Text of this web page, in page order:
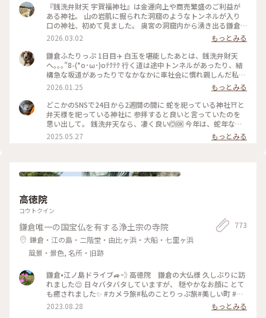
『銭洗弁財天 宇賀福神社』は金運向上や商売繁盛のご利益が
ある神社。 山の岩肌に掘られた洞窟のようなトンネルが入り
口の神社、初めて見ました。 奥宮の洞窟内から湧き出る鎌倉
五名水のひとつ「銭洗水」でお金を洗うと 何倍にも増えて戻
ってくると信じられています。 現金持ち歩かないので、その場
で 旦那さんに恵んでもらった1,000円札と100円玉を洗いまし
た。 意味あるかな。 ✒︎ 源頼朝が夢のお告げで発見した洞窟の
清水が由来。 北条時頼もこの神を敬い自ら銭を洗って祈り、
いつしか銭洗いの水と呼ばれるように。 御祭神は水の神、市
杵島姫命（いちきしまひめのみこと）。 🐾 茶房 雲母の前の道
をさらに10分ほど進んだ先にあります。 鎌倉駅西口から歩い
て20分ほど。 #銭洗弁財天#神奈川#鎌倉#日本遺産#銭洗弁財
天宇賀福神社#はじめての鎌倉#全決の熱が冷めない#狛犬
2026.03.02
もっとみる
鎌倉ふたりっぷ 1日目✈️ 白玉を堪能したあとは、銭洗弁財天
へ｡｡｡"8-(*o･ω･)oﾃｸﾃｸ 行く道は途中トンネルがあったり、結
構急な坂道があったりでなかなかに車社会に慣れ親しんだ私た
ちにはハードモード(((;°▽°))💦 最後にかなりな上り坂ですっか
り折れた心を奮い立たせ何とか無事到着(〃´o｀)ﾌｩ… 参拝し
て、もちろんお金を少し洗い、お守り等を頂いたあとは大仏様
に会いに行きました😊 運良く、銭洗弁財天を出た時にタクシ
ー🚕が止まったので、すかさず捕まえ無事乗車。 楽ちんで高
徳院へ向かいました。 親切な運転手さんに生き方を教えても
らい、迷うことなく到着🙌 初めてお会いする鎌倉の大仏様
てお参りを済ませ、お次は憧れの江ノ電に乗って次の目的地へ
寺
2026.01.25
もっとみる
どこかのSNSで24日から2週間の間に 蛇を祀っている神社⛩️と
弁天様を祀っている神社に 参拝すると良いと言っていたのを
思い出して。 銭洗弁天なら、凄く良い🙆🆗 今年は、蛇年なの
で来なければと思っていたので 丁度のタイミングと思って参
拝出来ました❣️ #神社 #銭洗弁天 #巳年 #弁天様 #鎌倉
2025.05.27 もっとみる
高徳院
コウトクイン
鎌倉唯一の国宝仏を有する浄土宗の寺院
鎌倉・江の島・二階堂・由比ヶ浜・大船・七里ヶ浜
風景・景色, 名所・旧跡
773
鎌倉•江ノ島ドライブ🚙💨 高徳院 鎌倉の大仏様 久しぶりに訪
れました😌 日々バタバタしていますが、 穏やかなお顔に とて
も癒されました✨ #カメラ旅#私のことりっぷ旅#美しい町 #鎌
倉
2023.08.28
もっとみる